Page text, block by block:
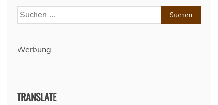
Suchen
nach:
Werbung
TRANSLATE